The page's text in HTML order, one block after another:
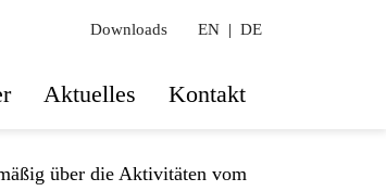
Downloads EN | DE
Aktuelles Kontakt
über die Aktivitäten vom